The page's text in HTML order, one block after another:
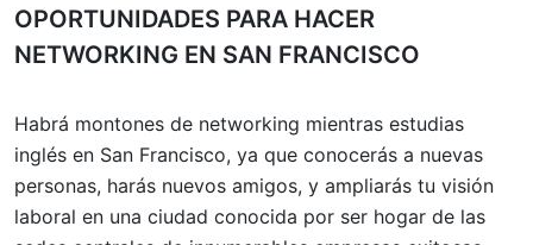
OPORTUNIDADES PARA HACER
NETWORKING EN SAN FRANCISCO
Habrá montones de networking mientras estudias
inglés en San Francisco, ya que conocerás a nuevas
personas, harás nuevos amigos, y ampliarás tu visión
laboral en una ciudad conocida por ser hogar de las